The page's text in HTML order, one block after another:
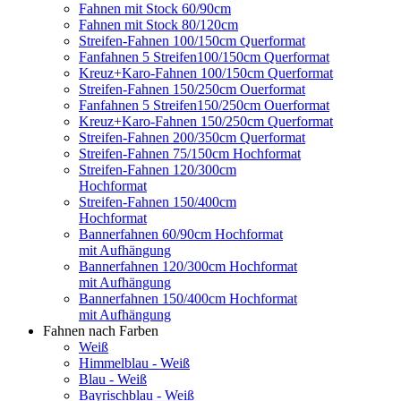
Fahnen mit Stock 60/90cm
Fahnen mit Stock 80/120cm
Streifen-Fahnen 100/150cm Querformat
Fanfahnen 5 Streifen100/150cm Querformat
Kreuz+Karo-Fahnen 100/150cm Querformat
Streifen-Fahnen 150/250cm Ouerformat
Fanfahnen 5 Streifen150/250cm Ouerformat
Kreuz+Karo-Fahnen 150/250cm Querformat
Streifen-Fahnen 200/350cm Querformat
Streifen-Fahnen 75/150cm Hochformat
Streifen-Fahnen 120/300cm
Hochformat
Streifen-Fahnen 150/400cm
Hochformat
Bannerfahnen 60/90cm Hochformat
mit Aufhängung
Bannerfahnen 120/300cm Hochformat
mit Aufhängung
Bannerfahnen 150/400cm Hochformat
mit Aufhängung
Fahnen nach Farben
Weiß
Himmelblau - Weiß
Blau - Weiß
Bayrischblau - Weiß